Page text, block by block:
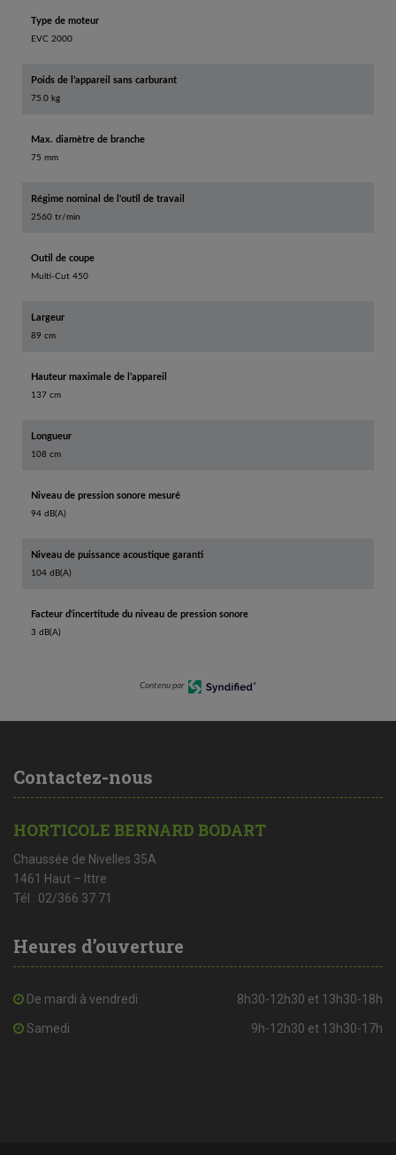
Type de moteur
EVC 2000
Poids de l’appareil sans carburant
75.0 kg
Max. diamètre de branche
75 mm
Régime nominal de l'outil de travail
2560 tr/min
Outil de coupe
Multi-Cut 450
Largeur
89 cm
Hauteur maximale de l’appareil
137 cm
Longueur
108 cm
Niveau de pression sonore mesuré
94 dB(A)
Niveau de puissance acoustique garanti
104 dB(A)
Facteur d'incertitude du niveau de pression sonore
3 dB(A)
Contenu par
Contactez-nous
HORTICOLE BERNARD BODART
Chaussée de Nivelles 35A
1461 Haut – Ittre
Tél : 02/366 37 71
Heures d’ouverture
De mardi à vendredi 8h30-12h30 et 13h30-18h
Samedi 9h-12h30 et 13h30-17h